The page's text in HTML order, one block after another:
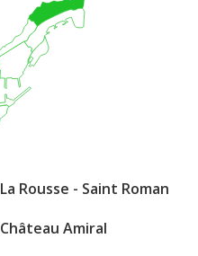
La Rousse - Saint Roman
Château Amiral